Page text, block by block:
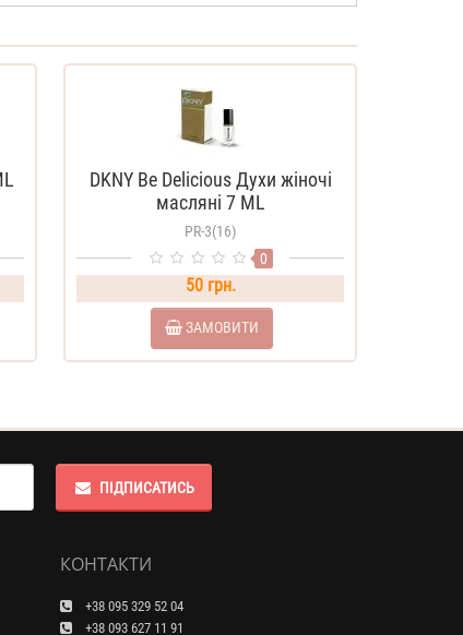
DKNY Be Delicious Духи жіночі
масляні 7 ML
PR-3(16)
0
50 грн.
ЗАМОВИТИ
ПІДПИСАТИСЬ
КОНТАКТИ
+38 095 329 52 04
+38 093 627 11 91